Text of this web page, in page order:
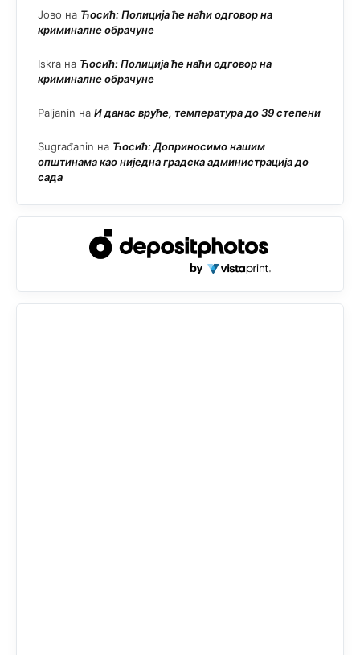
Јово на Ћосић: Полиција ће наћи одговор на
криминалне обрачуне
Iskra на Ћосић: Полиција ће наћи одговор на
криминалне обрачуне
Paljanin на И данас вруће, температура до 39 степени
Sugrađanin на Ћосић: Доприносимо нашим
општинама као ниједна градска администрација до
сада